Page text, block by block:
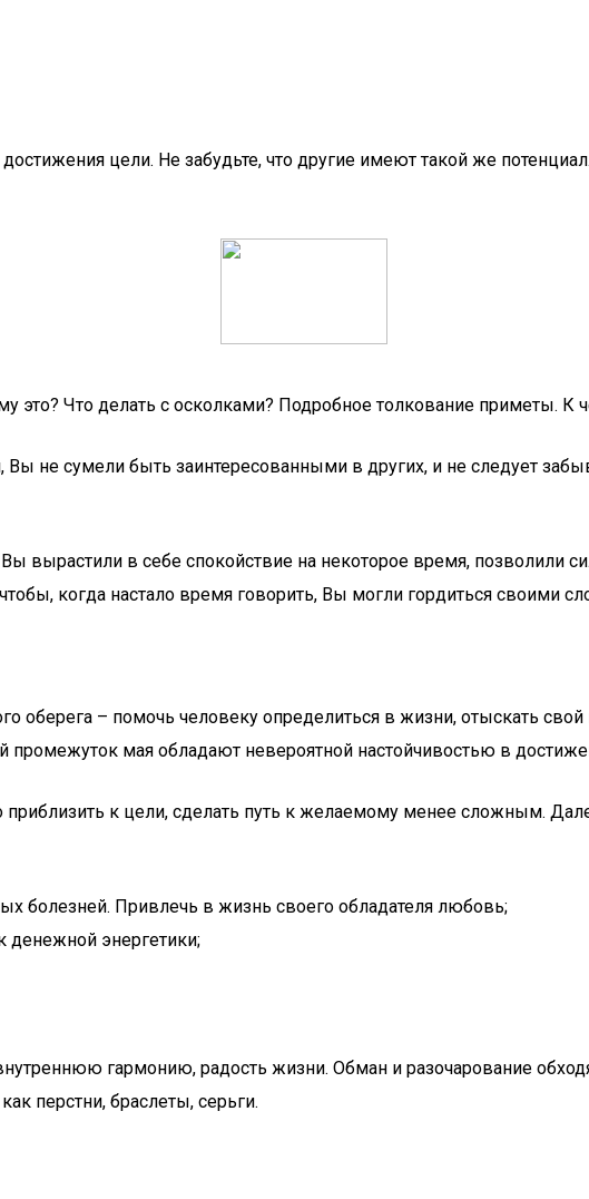
цели. Не забудьте, что другие имеют такой же
это? Что делать с осколками? Подробное толкование приметы. К
не сумели быть заинтересованными в других, и не следует
вырастили в себе спокойствие на некоторое время, позволили
когда настало время говорить, Вы могли гордиться своими
оберега – помочь человеку определиться в жизни, отыскать
мая обладают невероятной настойчивостью в
к цели, сделать путь к желаемому менее сложным.
болезней. Привлечь в жизнь своего обладателя любовь;
денежной энергетики;
гармонию, радость жизни. Обман и разочарование
перстни, браслеты, серьги.